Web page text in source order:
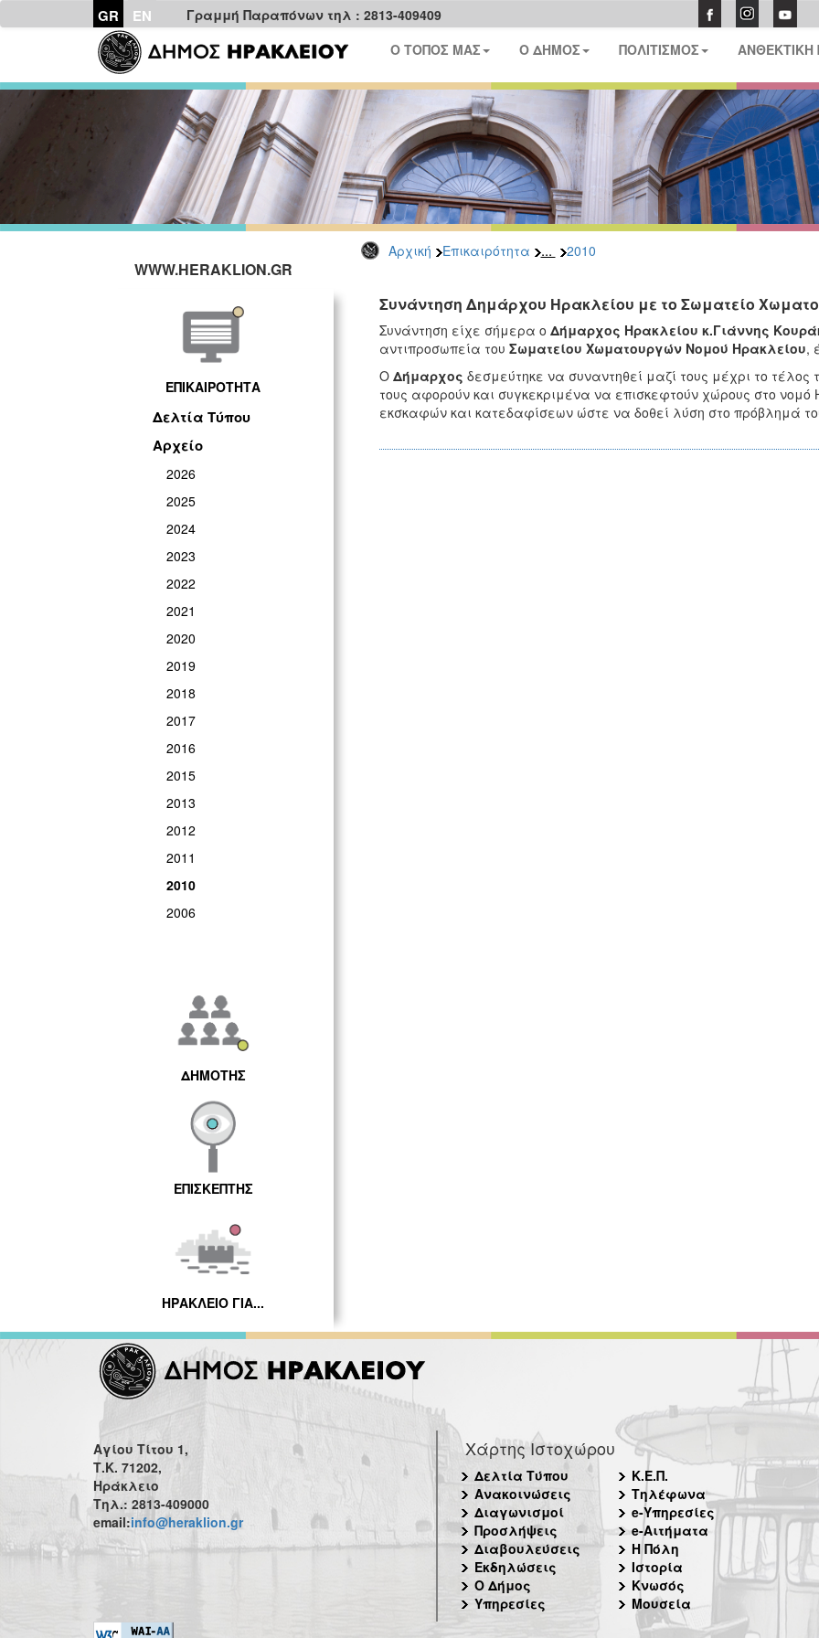
GR EN
Γραμμή Παραπόνων τηλ : 2813-409409
Ο ΤΟΠΟΣ ΜΑΣ
Ο ΔΗΜΟΣ ΠΟΛΙΤΙΣΜΟΣ ΑΝΘΕΚΤΙΚΗ
Αρχική Επικαιρότητα ... 2010
WWW.HERAKLION.GR
ΕΠΙΚΑΙΡΟΤΗΤΑ
Δελτία Τύπου
Αρχείο
2026
2025
2024
2023
2022
2021
2020
2019
2018
2017
2016
2015
2013
2012
2011
2010
2006
ΔΗΜΟΤΗΣ
ΕΠΙΣΚΕΠΤΗΣ
ΗΡΑΚΛΕΙΟ ΓΙΑ...
Συνάντηση Δημάρχου Ηρακλείου με το Σωματείο
Συνάντηση είχε σήμερα ο Δήμαρχος Ηρακλείου κ.Γιάννης
αντιπροσωπεία του Σωματείου Χωματουργών Νομού Ηρακλείου,
Ο Δήμαρχος δεσμεύτηκε να συναντηθεί μαζί τους μέχρι το
τους αφορούν και συγκεκριμένα να επισκεφτούν χώρους στο νομό
εκσκαφών και κατεδαφίσεων ώστε να δοθεί λύση στο πρόβλημά
Αγίου Τίτου 1,
Τ.Κ. 71202,
Ηράκλειο
Τηλ.: 2813-409000
email:info@heraklion.gr
Χάρτης Ιστοχώρου
Δελτία Τύπου
Ανακοινώσεις
Διαγωνισμοί
Προσλήψεις
Διαβουλεύσεις
Εκδηλώσεις
Ο Δήμος
Υπηρεσίες
Κ.Ε.Π.
Τηλέφωνα
e-Υπηρεσίες
e-Αιτήματα
Η Πόλη
Ιστορία
Κνωσός
Μουσεία